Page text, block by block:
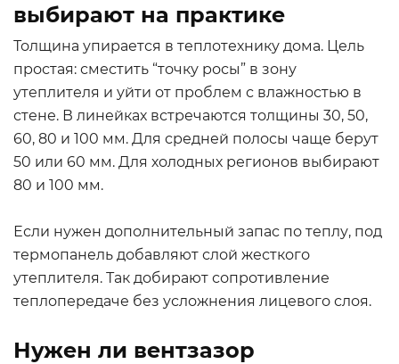
выбирают на практике
Толщина упирается в теплотехнику дома. Цель
простая: сместить “точку росы” в зону
утеплителя и уйти от проблем с влажностью в
стене. В линейках встречаются толщины 30, 50,
60, 80 и 100 мм. Для средней полосы чаще берут
50 или 60 мм. Для холодных регионов выбирают
80 и 100 мм.
Если нужен дополнительный запас по теплу, под
термопанель добавляют слой жесткого
утеплителя. Так добирают сопротивление
теплопередаче без усложнения лицевого слоя.
Нужен ли вентзазор